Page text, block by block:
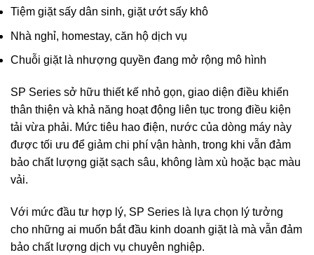
Tiệm giặt sấy dân sinh, giặt ướt sấy khô
Nhà nghỉ, homestay, căn hộ dịch vụ
Chuỗi giặt là nhượng quyền đang mở rộng mô hình
SP Series sở hữu thiết kế nhỏ gọn, giao diện điều khiển
thân thiện và khả năng hoạt động liên tục trong điều kiện
tải vừa phải. Mức tiêu hao điện, nước của dòng máy này
được tối ưu để giảm chi phí vận hành, trong khi vẫn đảm
bảo chất lượng giặt sạch sâu, không làm xù hoặc bạc màu
vải.
Với mức đầu tư hợp lý, SP Series là lựa chọn lý tưởng
cho những ai muốn bắt đầu kinh doanh giặt là mà vẫn đảm
bảo chất lượng dịch vụ chuyên nghiệp.